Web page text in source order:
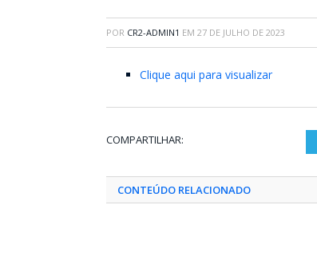
POR CR2-ADMIN1 EM 27 DE JULHO DE 2023
Clique aqui para visualizar
COMPARTILHAR:
CONTEÚDO RELACIONADO